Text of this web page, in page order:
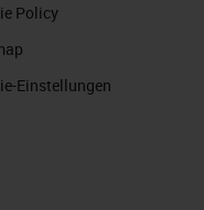
Policy
Einstellungen